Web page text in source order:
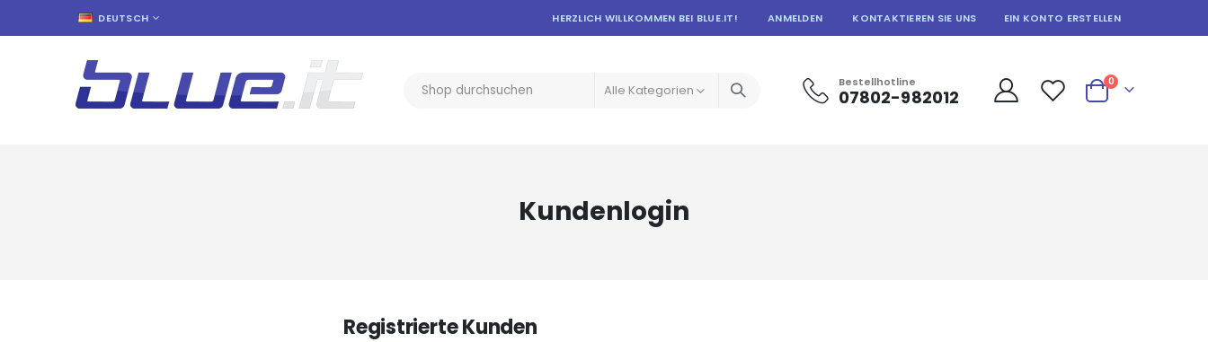
SPRACHEDEUTSCH HERZLICH WILLKOMMEN BEI BLUE.IT! ANMELDEN KONTAKTIEREN SIE UNS EIN KONTO ERSTELLEN
Bestellhotline
07802-982012 Warenkorb
0Artikel
Kundenlogin
Registrierte Kunden